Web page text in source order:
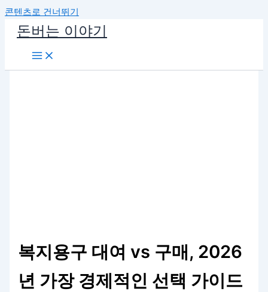
콘텐츠로 건너뛰기
돈버는 이야기
복지용구 대여 vs 구매, 2026
년 가장 경제적인 선택 가이드